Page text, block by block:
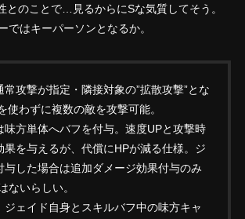
とのことで…見るからにSな気質してそう。
ではキーパーソンとなるか。
攻撃が指定・隣接対象の”拡散攻撃”とな
使わずに複数の敵を攻撃可能。
方単体へバフを付与。速度UPと攻撃時
果を与えるが、代償にHPが減る仕様。ジ
与した場合は追加ダメージ効果付与のみ
ないらしい。
ェイド自身とスキルバフ中の味方キャ